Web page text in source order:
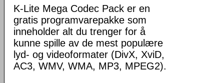
K-Lite Mega Codec Pack er en
gratis programvarepakke som
inneholder alt du trenger for å
kunne spille av de mest populære
lyd- og videoformater (DivX, XviD,
AC3, WMV, WMA, MP3, MPEG2).